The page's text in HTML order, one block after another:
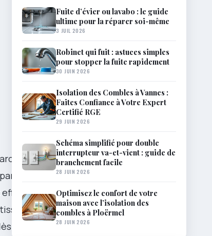
par
efficace
le
Fuite d’évier ou lavabo : le guide
ultime pour la réparer soi-même
3 JUIL 2026
Robinet qui fuit : astuces simples
pour stopper la fuite rapidement
30 JUIN 2026
Isolation des Combles à Vannes :
Faites Confiance à Votre Expert
Certifié RGE
29 JUIN 2026
Schéma simplifié pour double
interrupteur va-et-vient : guide de
branchement facile
28 JUIN 2026
Optimisez le confort de votre
maison avec l’isolation des
combles à Ploërmel
28 JUIN 2026